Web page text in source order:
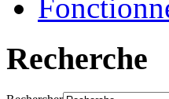
Recherche